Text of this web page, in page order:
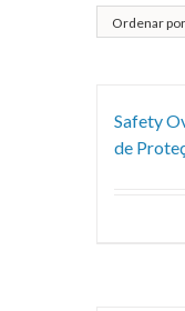
Ordenar por
Safety
de